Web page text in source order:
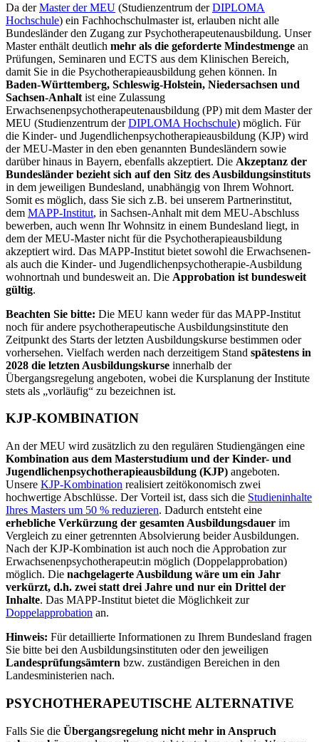
Da derMaster der MEU (Studienzentrum derDIPLOMA
Hochschule) ein Fachhochschulmaster ist, erlauben nicht alle
Bundesländer den Zugang zur Psychotherapeutenausbildung. Unser
Master enthält deutlich mehr als die geforderte Mindestmenge an
Prüfungen, Seminaren und ECTS aus dem Klinischen Bereich,
damit Sie in die Psychotherapieausbildung gehen können. In
Baden-Württemberg, Schleswig-Holstein, Niedersachsen und
Sachsen-Anhalt ist eine Zulassung
Erwachsenenpsychotherapeutenausbildung (PP) mit dem Master der
MEU (Studienzentrum derDIPLOMA Hochschule) möglich. Für
die Kinder- und Jugendlichenpsychotherapieausbildung (KJP) wird
der MEU-Master in den eben genannten Bundesländern sowie
darüber hinaus in Bayern, ebenfalls akzeptiert. Die Akzeptanz der
Bundesländer bezieht sich auf den Sitz des Ausbildungsinstituts
in dem jeweiligen Bundesland, unabhängig von Ihrem Wohnort.
Somit es möglich, dass Sie sich z.B. bei unserem Partnerinstitut,
dem MAPP-Institut, in Sachsen-Anhalt mit dem MEU-Abschluss
bewerben, auch wenn Ihr Wohnsitz in einem Bundesland liegt, in
dem der MEU-Master nicht für die Psychotherapieausbildung
akzeptiert wird. Das MAPP-Institut bietet sowohl die Erwachsenen-
als auch die Kinder- und Jugendlichenpsychotherapie-Ausbildung
wohnortnah und bundesweit an. Die Approbation ist bundesweit
gültig.
Beachten Sie bitte: Die MEU kann weder für das MAPP-Institut
noch für andere psychotherapeutische Ausbildungsinstitute den
Zeitpunkt des Starts der letzten Ausbildungskurse bestimmen oder
vorhersehen. Vielfach werden nach derzeitigem Stand spätestens in
2028 die letzten Ausbildungskurse innerhalb der
Übergangsregelung angeboten, wobei die Kursplanung der Institute
stets als „vorläufig“ zu bezeichnen ist.
KJP-KOMBINATION
An der MEU wird zusätzlich zu den regulären Studiengängen eine
Kombination aus dem Masterstudium und der Kinder- und
Jugendlichenpsychotherapieausbildung (KJP) angeboten.
Unsere KJP-Kombination realisiert zeitökonomisch zwei
hochwertige Abschlüsse. Der Vorteil ist, dass sich die Studieninhalte
Ihres Masters um 50 % reduzieren. Dadurch entsteht eine
erhebliche Verkürzung der gesamten Ausbildungsdauer im
Vergleich zu einer getrennten Absolvierung beider Ausbildungen.
Nach der KJP-Kombination ist auch noch die Approbation zur
Erwachsenenpsychotherapeut:in möglich (Doppelapprobation)
möglich. Die nachgelagerte Ausbildung wäre um ein Jahr
verkürzt, d.h. zwei statt drei Jahre und nur ein Drittel der
Inhalte. Das MAPP-Institut bietet die Möglichkeit zur
Doppelapprobation an.
Hinweis: Für detaillierte Informationen zu Ihrem Bundesland fragen
Sie bitte bei den Ausbildungsinstituten oder den jeweiligen
Landesprüfungsämtern bzw. zuständigen Bereichen in den
Landesministerien nach.
PSYCHOTHERAPEUTISCHE ALTERNATIVE
Falls Sie die Übergangsregelung nicht mehr in Anspruch